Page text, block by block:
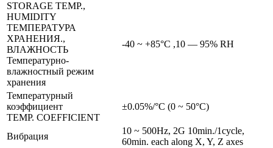
STORAGE TEMP.,
HUMIDITY
ТЕМПЕРАТУРА
ХРАНЕНИЯ.,
ВЛАЖНОСТЬ
Температурно-
влажностный режим
хранения
-40 ~ +85°C ,10 — 95% RH
Температурный
коэффициент
TEMP. COEFFICIENT
±0.05%/°C (0 ~ 50°C)
Вибрация
10 ~ 500Hz, 2G 10min./1cycle,
60min. each along X, Y, Z axes